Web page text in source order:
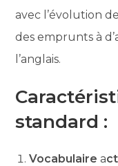
avec l’évolution
des emprunts à
l’anglais.
standard :
Vocabulairea